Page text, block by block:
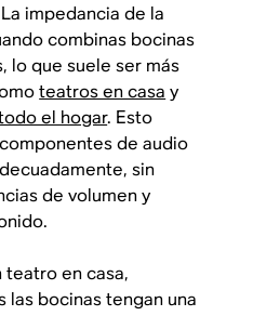
impedancia de la
combinas bocinas
lo que suele ser más
teatros en casa y
el hogar. Esto
de audio
sin
de volumen y
teatro en casa,
bocinas tengan una